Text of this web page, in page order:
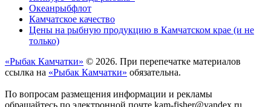
Океанрыбфлот
Камчатское качество
Цены на рыбную продукцию в Камчатском крае (и не
только)
«Рыбак Камчатки» © 2026. При перепечатке материалов
ссылка на «Рыбак Камчатки» обязательна.
По вопросам размещения информации и рекламы